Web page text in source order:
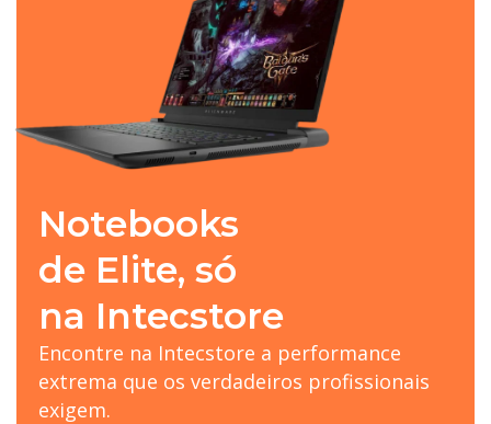
Notebooks
de Elite, só
na Intecstore
Encontre na Intecstore a performance
extrema que os verdadeiros profissionais
exigem.